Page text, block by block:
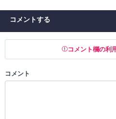
コメントする
コメント欄の利
以下の書き込みを禁止とし、場合に
コメント